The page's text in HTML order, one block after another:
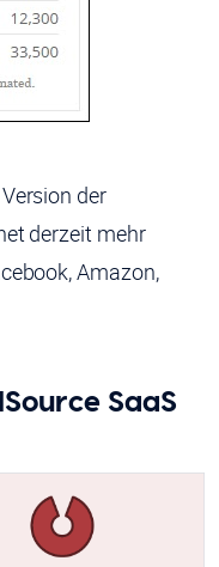
der
derzeit mehr
Amazon,
SaaS